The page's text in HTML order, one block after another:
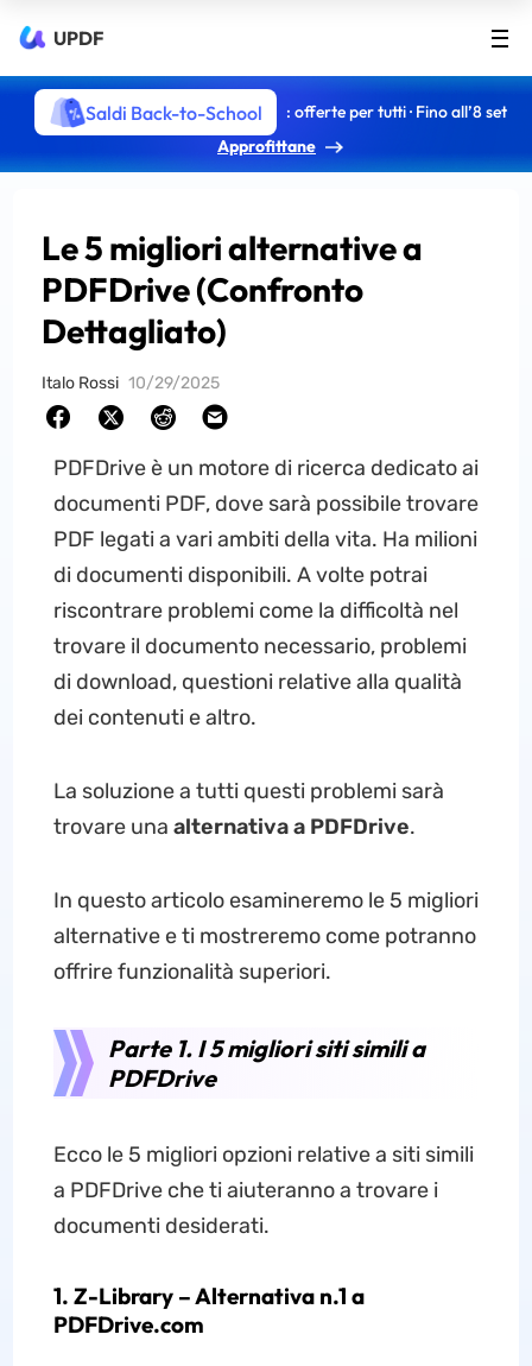
UPDF
Saldi Back-to-School
: offerte per tutti · Fino all’8 set
Approfittane
Le 5 migliori alternative a
PDFDrive (Confronto
Dettagliato)
Italo Rossi 10/29/2025
PDFDrive è un motore di ricerca dedicato ai
documenti PDF, dove sarà possibile trovare
PDF legati a vari ambiti della vita. Ha milioni
di documenti disponibili. A volte potrai
riscontrare problemi come la difficoltà nel
trovare il documento necessario, problemi
di download, questioni relative alla qualità
dei contenuti e altro.
La soluzione a tutti questi problemi sarà
trovare una alternativa a PDFDrive.
In questo articolo esamineremo le 5 migliori
alternative e ti mostreremo come potranno
offrire funzionalità superiori.
Parte 1. I 5 migliori siti simili a
PDFDrive
Ecco le 5 migliori opzioni relative a siti simili
a PDFDrive che ti aiuteranno a trovare i
documenti desiderati.
1. Z-Library – Alternativa n.1 a
PDFDrive.com